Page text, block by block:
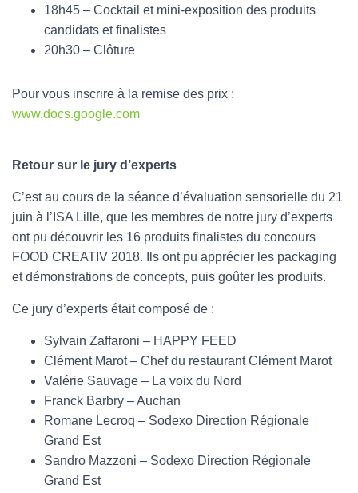
18h45 – Cocktail et mini-exposition des produits
candidats et finalistes
20h30 – Clôture
Pour vous inscrire à la remise des prix :
www.docs.google.com
Retour sur le jury d’experts
C’est au cours de la séance d’évaluation sensorielle du 21
juin à l’ISA Lille, que les membres de notre jury d’experts
ont pu découvrir les 16 produits finalistes du concours
FOOD CREATIV 2018. Ils ont pu apprécier les packaging
et démonstrations de concepts, puis goûter les produits.
Ce jury d’experts était composé de :
Sylvain Zaffaroni – HAPPY FEED
Clément Marot – Chef du restaurant Clément Marot
Valérie Sauvage – La voix du Nord
Franck Barbry – Auchan
Romane Lecroq – Sodexo Direction Régionale
Grand Est
Sandro Mazzoni – Sodexo Direction Régionale
Grand Est